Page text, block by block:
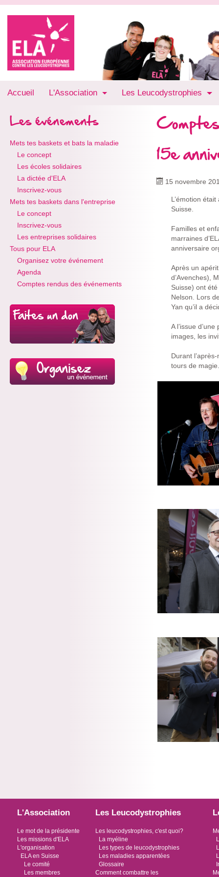
Accueil L'Association Les Leucodystrophies
Les événements
Mets tes baskets et bats la maladie
Le concept
Les écoles solidaires
La dictée d'ELA
Inscrivez-vous
Mets tes baskets dans l'entreprise
Le concept
Inscrivez-vous
Les entreprises solidaires
Tous pour ELA
Organisez votre événement
Agenda
Comptes rendus des événements
15e
15 novembre
L’émotion
Suisse.
Familles et
marraines
anniversaire
Après un
d’Avenches),
Suisse) ont
Nelson. Lors
Yan qu’il a
A l’issue
images, les
Durant
tours de magie.
L'Association
Le mot de la présidente
Les missions d'ELA
L'organisation
ELA en Suisse
Le comité
Les membres
Les Leucodystrophies
Les leucodystrophies, c'est quoi?
La myéline
Les types de leucodystrophies
Les maladies apparentées
Glossaire
Comment combattre les